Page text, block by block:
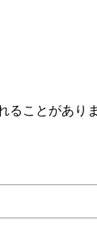
ることがあり